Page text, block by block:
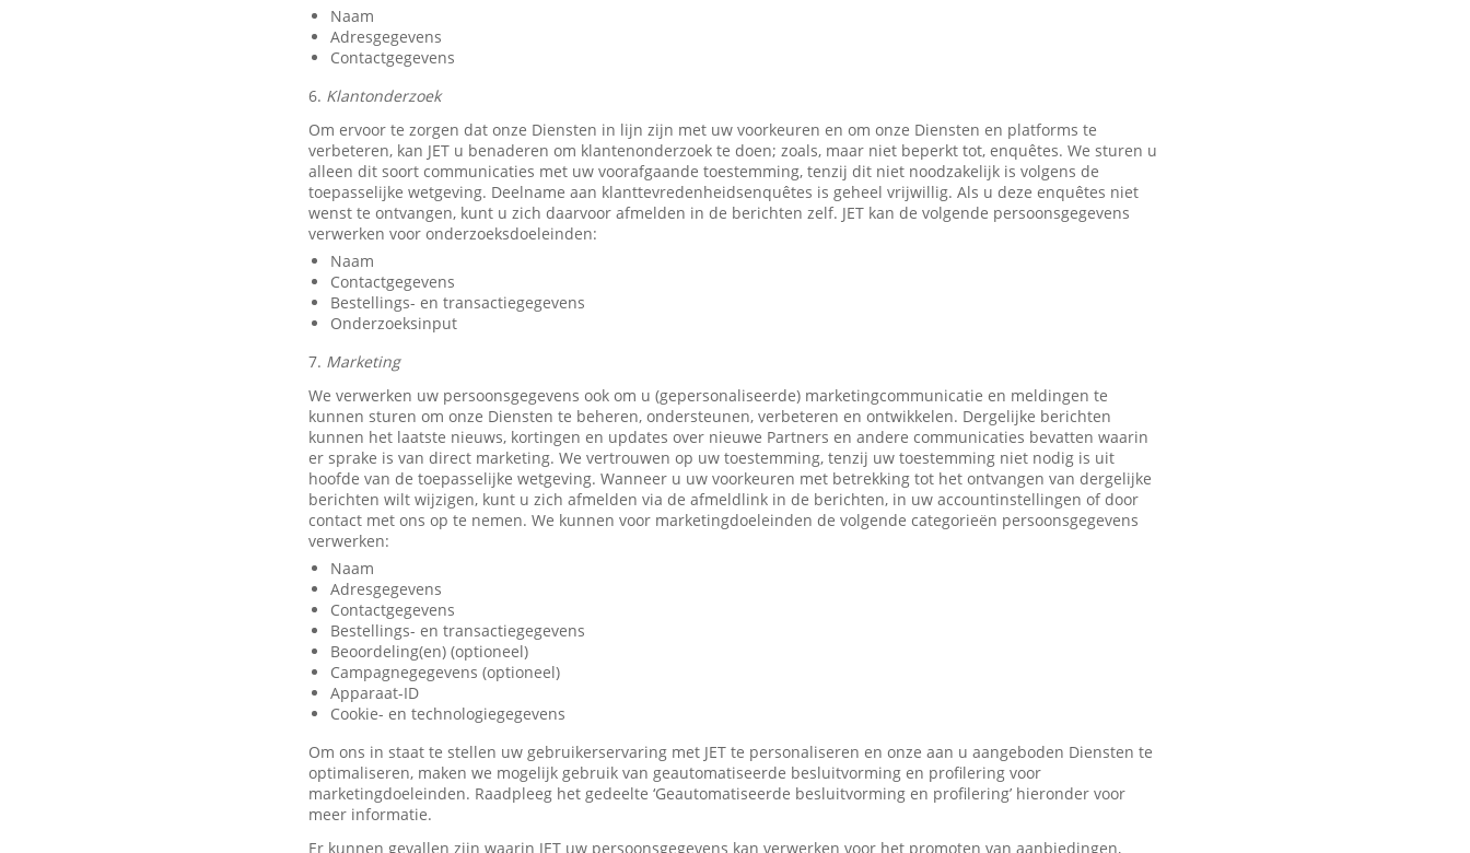
Naam
Adresgegevens
Contactgegevens
6. Klantonderzoek
Om ervoor te zorgen dat onze Diensten in lijn zijn met uw voorkeuren en om onze Diensten en platforms te
verbeteren, kan JET u benaderen om klantenonderzoek te doen; zoals, maar niet beperkt tot, enquêtes. We sturen u
alleen dit soort communicaties met uw voorafgaande toestemming, tenzij dit niet noodzakelijk is volgens de
toepasselijke wetgeving. Deelname aan klanttevredenheidsenquêtes is geheel vrijwillig. Als u deze enquêtes niet
wenst te ontvangen, kunt u zich daarvoor afmelden in de berichten zelf. JET kan de volgende persoonsgegevens
verwerken voor onderzoeksdoeleinden:
Naam
Contactgegevens
Bestellings- en transactiegegevens
Onderzoeksinput
7. Marketing
We verwerken uw persoonsgegevens ook om u (gepersonaliseerde) marketingcommunicatie en meldingen te
kunnen sturen om onze Diensten te beheren, ondersteunen, verbeteren en ontwikkelen. Dergelijke berichten
kunnen het laatste nieuws, kortingen en updates over nieuwe Partners en andere communicaties bevatten waarin
er sprake is van direct marketing. We vertrouwen op uw toestemming, tenzij uw toestemming niet nodig is uit
hoofde van de toepasselijke wetgeving. Wanneer u uw voorkeuren met betrekking tot het ontvangen van dergelijke
berichten wilt wijzigen, kunt u zich afmelden via de afmeldlink in de berichten, in uw accountinstellingen of door
contact met ons op te nemen. We kunnen voor marketingdoeleinden de volgende categorieën persoonsgegevens
verwerken:
Naam
Adresgegevens
Contactgegevens
Bestellings- en transactiegegevens
Beoordeling(en) (optioneel)
Campagnegegevens (optioneel)
Apparaat-ID
Cookie- en technologiegegevens
Om ons in staat te stellen uw gebruikerservaring met JET te personaliseren en onze aan u aangeboden Diensten te
optimaliseren, maken we mogelijk gebruik van geautomatiseerde besluitvorming en profilering voor
marketingdoeleinden. Raadpleeg het gedeelte ‘Geautomatiseerde besluitvorming en profilering’ hieronder voor
meer informatie.
Er kunnen gevallen zijn waarin JET uw persoonsgegevens kan verwerken voor het promoten van aanbiedingen,